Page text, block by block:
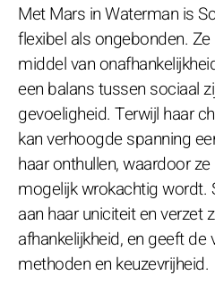
Met Mars in Waterman is
flexibel als ongebonden.
middel van
een balans tussen sociaal
gevoeligheid. Terwijl haar
kan verhoogde spanning
haar onthullen, waardoor
mogelijk wrokachtig wordt.
aan haar uniciteit en verzet
afhankelijkheid, en geeft de
methoden en keuzevrijheid.